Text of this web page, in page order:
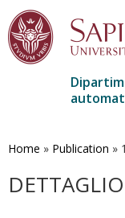
contenuto
Home » Publication »